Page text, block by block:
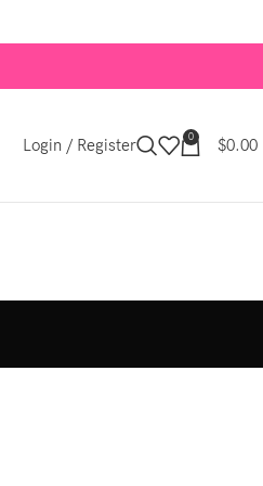
Login / Register 0 $0.00